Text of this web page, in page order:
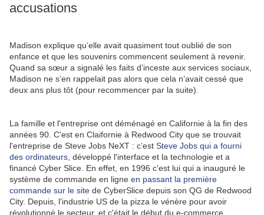
accusations
Madison explique qu’elle avait quasiment tout oublié de son
enfance et que les souvenirs commencent seulement à revenir.
Quand sa sœur a signalé les faits d’inceste aux services sociaux,
Madison ne s’en rappelait pas alors que cela n’avait cessé que
deux ans plus tôt (pour recommencer par la suite).
La famille et l'entreprise ont déménagé en Californie à la fin des
années 90. C'est en Claifornie à Redwood City que se trouvait
l'entreprise de Steve Jobs NeXT : c’est Steve Jobs qui a fourni
des ordinateurs , développé l'interface et la technologie et a
financé Cyber Slice. En effet, en 1996 c'est lui qui a inauguré le
système de commande en ligne en passant la première
commande sur le site de CyberSlice depuis son QG de Redwood
City. Depuis, l'industrie US de la pizza le vénère pour avoir
révolutionné le secteur, et c'était le début du e-commerce.